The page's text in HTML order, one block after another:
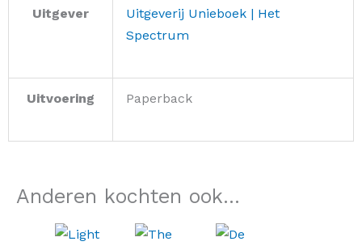
Uitgever
Uitgeverij Unieboek | Het
Spectrum
Uitvoering Paperback
Anderen kochten ook...